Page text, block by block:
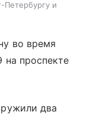
и
во время
на проспекте
два